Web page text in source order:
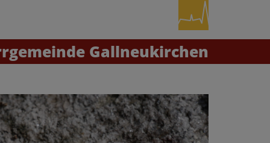
Gallneukirchen